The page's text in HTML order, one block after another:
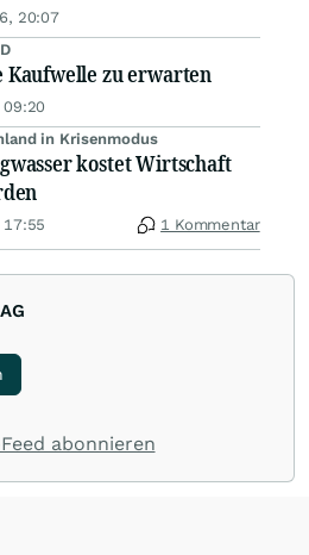
20:07
Kaufwelle zu erwarten
in Krisenmodus
kostet Wirtschaft
1 Kommentar
abonnieren